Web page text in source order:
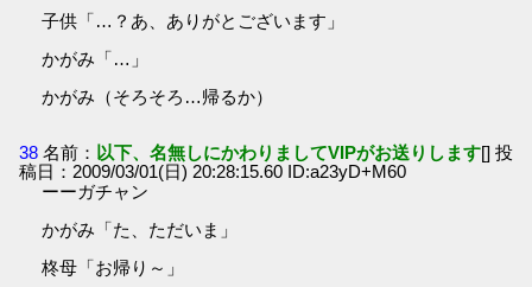
子供「…？あ、ありがとございます」
かがみ「…」
かがみ（そろそろ…帰るか）
38 名前： 以下、名無しにかわりましてVIPがお送りします[] 投
稿日：2009/03/01(日) 20:28:15.60 ID:a23yD+M60
ーーガチャン
かがみ「た、ただいま」
柊母「お帰り～」